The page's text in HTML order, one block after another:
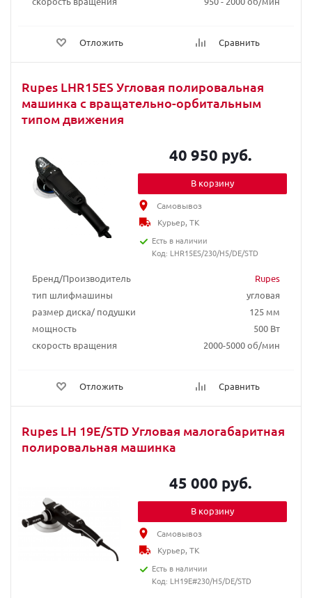
Отложить Сравнить
Rupes LHR15ES Угловая полировальная
машинка с вращательно-орбитальным
типом движения
Бренд/Производитель
Rupes
тип шлифмашины
угловая
размер диска/ подушки
125 мм
мощность
500 Вт
скорость вращения
2000-5000 об/мин
Отложить Сравнить
40 950 руб.
В корзину
Самовывоз
Курьер, ТК
Есть в наличии
Код: LHR15ES/230/H5/DE/STD
Rupes LH 19E/STD Угловая малогабаритная
полировальная машинка
45 000 руб.
В корзину
Самовывоз
Курьер, ТК
Есть в наличии
Код: LH19E#230/H5/DE/STD